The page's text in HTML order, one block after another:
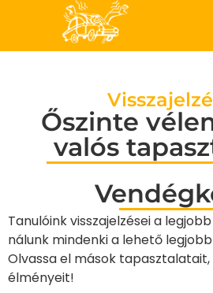
Őszinte
valós
Tanulóink visszajelzései a
nálunk mindenki a lehető
Olvassa el mások tapasztalatait,
élményeit!